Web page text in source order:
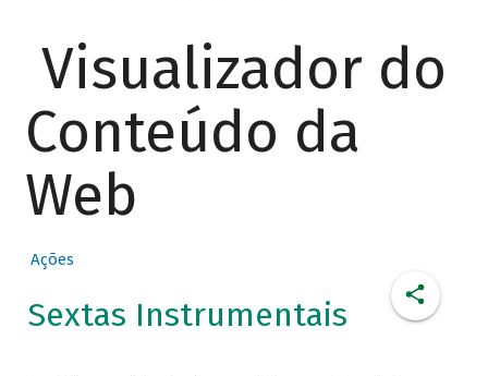
Visualizador do
Conteúdo da
Web
Ações
Sextas Instrumentais